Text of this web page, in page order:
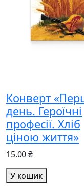
Конверт
день. Героїчні
професії. Хліб
ціною життя»
15.00 ₴
У кошик